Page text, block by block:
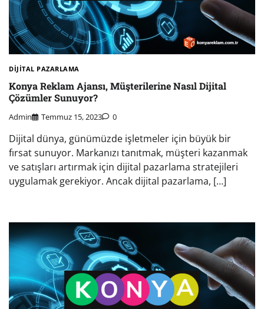
DIJITAL PAZARLAMA
Konya Reklam Ajansı, Müşterilerine Nasıl Dijital
Çözümler Sunuyor?
Admin Temmuz 15, 2023 0
Dijital dünya, günümüzde işletmeler için büyük bir
fırsat sunuyor. Markanızı tanıtmak, müşteri kazanmak
ve satışları artırmak için dijital pazarlama stratejileri
uygulamak gerekiyor. Ancak dijital pazarlama, […]